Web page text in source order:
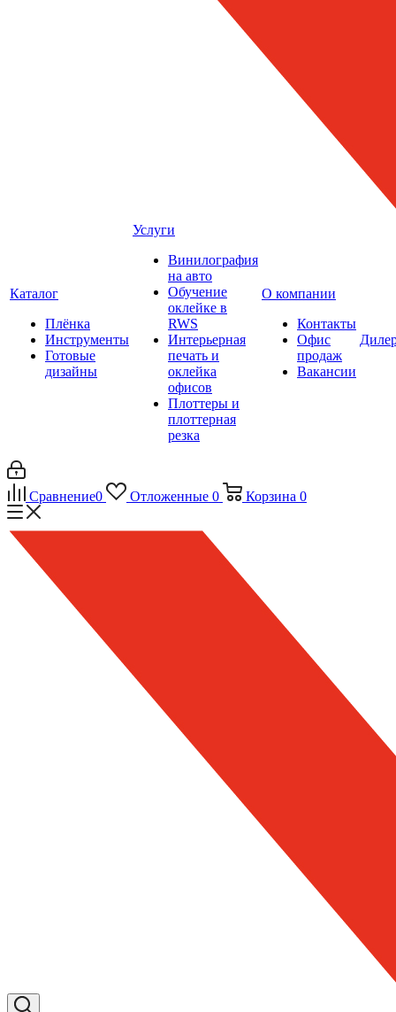
Каталог
Плёнка
Инструменты
Готовые
дизайны
Услуги
Винилография
на авто
Обучение
оклейке в
RWS
Интерьерная
печать и
оклейка
офисов
Плоттеры и
плоттерная
резка
О компании
Контакты
Офис
продаж
Вакансии
Сравнение0 Отложенные 0 Корзина 0